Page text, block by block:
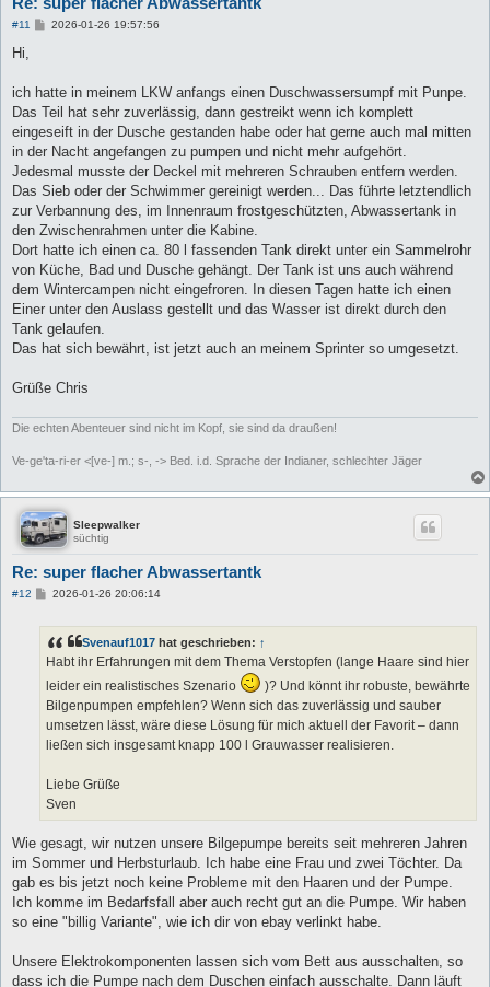
#11
B
a
2026-01-26 19:57:56
Hi,
ich hatte in meinem LKW anfangs einen Duschwassersumpf mit Punpe.
Das Teil hat sehr zuverlässig, dann gestreikt wenn ich komplett
eingeseift in der Dusche gestanden habe oder hat gerne auch mal mitten
in der Nacht angefangen zu pumpen und nicht mehr aufgehört.
Jedesmal musste der Deckel mit mehreren Schrauben entfern werden.
Das Sieb oder der Schwimmer gereinigt werden... Das führte letztendlich
zur Verbannung des, im Innenraum frostgeschützten, Abwassertank in
den Zwischenrahmen unter die Kabine.
Dort hatte ich einen ca. 80 l fassenden Tank direkt unter ein Sammelrohr
von Küche, Bad und Dusche gehängt. Der Tank ist uns auch während
dem Wintercampen nicht eingefroren. In diesen Tagen hatte ich einen
Einer unter den Auslass gestellt und das Wasser ist direkt durch den
Tank gelaufen.
Das hat sich bewährt, ist jetzt auch an meinem Sprinter so umgesetzt.
Grüße Chris
Die echten Abenteuer sind nicht im Kopf, sie sind da draußen!
Ve-ge'ta-ri-er <[ve-] m.; s-, -> Bed. i.d. Sprache der Indianer, schlechter Jäger
Sleepwalker
süchtig
Re: super flacher Abwassertantk
#12
B
r
a
2026-01-26 20:06:14
Svenauf1017 hat geschrieben: ↑
Habt ihr Erfahrungen mit dem Thema Verstopfen (lange Haare sind hier
leider ein realistisches Szenario
)? Und könnt ihr robuste, bewährte
Bilgenpumpen empfehlen? Wenn sich das zuverlässig und sauber
umsetzen lässt, wäre diese Lösung für mich aktuell der Favorit – dann
ließen sich insgesamt knapp 100 l Grauwasser realisieren.
Liebe Grüße
Sven
Wie gesagt, wir nutzen unsere Bilgepumpe bereits seit mehreren Jahren
im Sommer und Herbsturlaub. Ich habe eine Frau und zwei Töchter. Da
gab es bis jetzt noch keine Probleme mit den Haaren und der Pumpe.
Ich komme im Bedarfsfall aber auch recht gut an die Pumpe. Wir haben
so eine "billig Variante", wie ich dir von ebay verlinkt habe.
Unsere Elektrokomponenten lassen sich vom Bett aus ausschalten, so
dass ich die Pumpe nach dem Duschen einfach ausschalte. Dann läuft